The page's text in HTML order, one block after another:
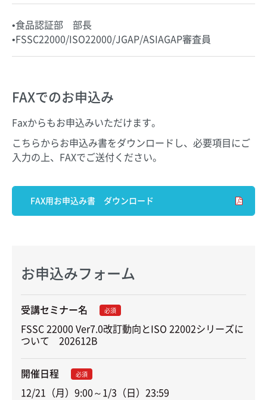
•食品認証部 部長
•FSSC22000/ISO22000/JGAP/ASIAGAP審査員
FAXでのお申込み
Faxからもお申込みいただけます。
こちらからお申込み書をダウンロードし、必要項目にご
入力の上、FAXでご送付ください。
FAX用お申込み書 ダウンロード
お申込みフォーム
受講セミナー名 必須
FSSC 22000 Ver7.0改訂動向とISO 22002シリーズに
ついて　202612B
開催日程 必須
12/21（月）9:00～1/3（日）23:59